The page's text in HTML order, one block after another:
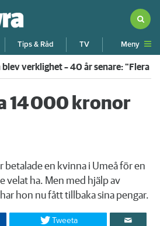
Tips & Råd TV Meny
blev verklighet – 40 år senare: "Flera
14 000 kronor
betalade en kvinna i Umeå för en
velat ha. Men med hjälp av
hon nu fått tillbaka sina pengar.​
Tweeta